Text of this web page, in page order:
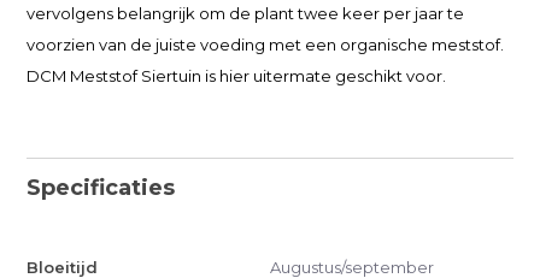
vervolgens belangrijk om de plant twee keer per jaar te
voorzien van de juiste voeding met een organische meststof.
DCM Meststof Siertuin is hier uitermate geschikt voor.
Specificaties
Bloeitijd Augustus/september